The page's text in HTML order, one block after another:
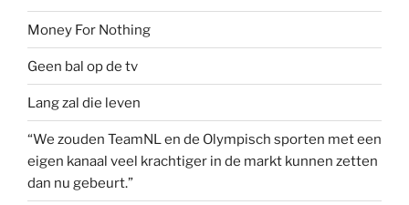
Money For Nothing
Geen bal op de tv
Lang zal die leven
“We zouden TeamNL en de Olympisch sporten met een
eigen kanaal veel krachtiger in de markt kunnen zetten
dan nu gebeurt.”